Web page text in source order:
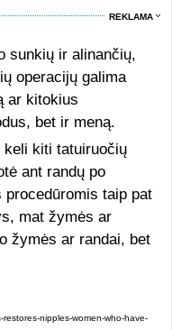
REKLAMA
sunkių ir alinančių,
operacijų galima
ar kitokius
bet ir meną.
keli kiti tatuiruočių
ant randų po
taip pat
mat žymės ar
žymės ar randai, bet
nipples-women-who-have-